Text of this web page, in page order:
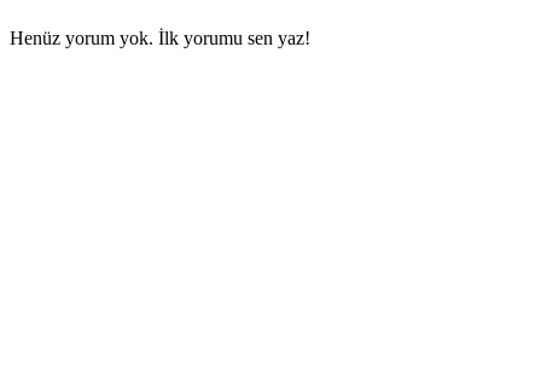
Henüz yorum yok. İlk yorumu sen yaz!